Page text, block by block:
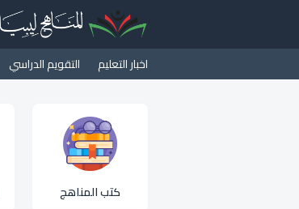
اخبار التعليم التقويم الدراسي
كتب المناهج